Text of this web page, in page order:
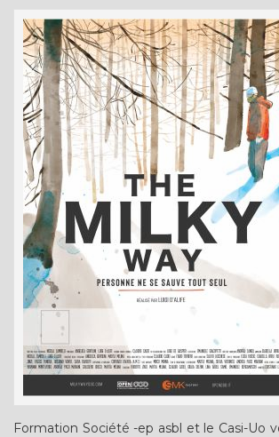
Formation Société -ep asbl et le Casi-Uo